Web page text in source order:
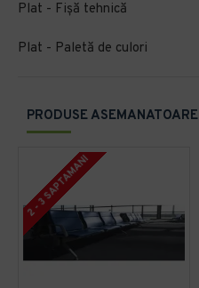
PRODUSE ASEMANATOARE
2 - 3 SAPTAMANI
Plat - Fișă tehnică
Plat - Paletă de culori